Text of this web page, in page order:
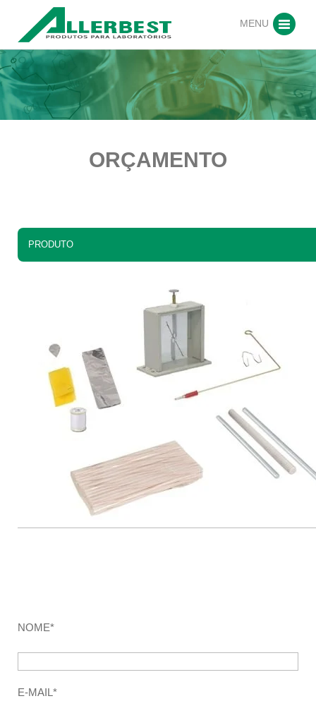
MENU
ORÇAMENTO
PRODUTO
NOME*
E-MAIL*